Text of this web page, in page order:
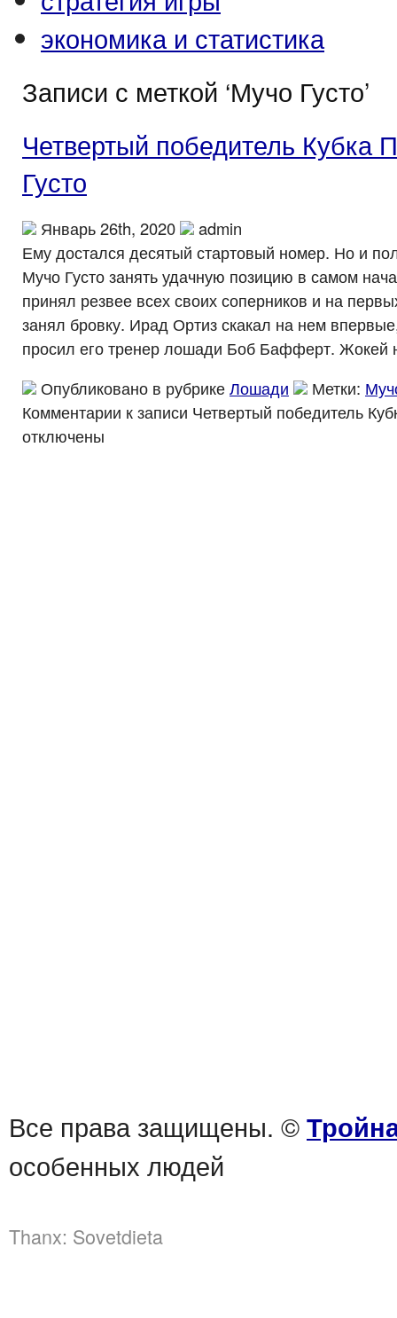
экономика и статистика
Записи с меткой ‘Мучо Густо’
Четвертый победитель Кубка
Густо
Январь 26th, 2020
admin
Ему достался десятый стартовый номер. Но и
Мучо Густо занять удачную позицию в самом
принял резвее всех своих соперников и на
занял бровку. Ирад Ортиз скакал на нем
просил его тренер лошади Боб Бафферт. Жокей
Опубликовано в рубрикеЛошади Метки:
Комментарии к записи Четвертый победитель
отключены
Все права защищены. ©
особенных людей
Thanx: Sovetdieta